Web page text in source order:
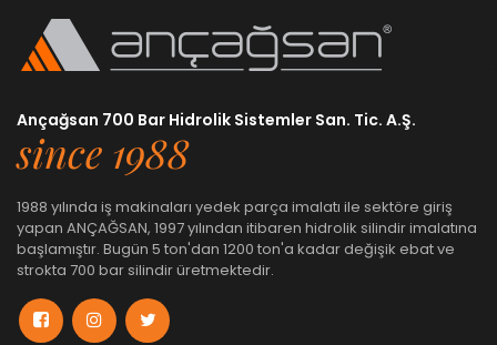
Ançağsan 700 Bar Hidrolik Sistemler San. Tic. A.Ş.
since 1988
1988 yılında iş makinaları yedek parça imalatı ile sektöre giriş
yapan ANÇAĞSAN, 1997 yılından itibaren hidrolik silindir imalatına
başlamıştır. Bugün 5 ton'dan 1200 ton'a kadar değişik ebat ve
strokta 700 bar silindir üretmektedir.